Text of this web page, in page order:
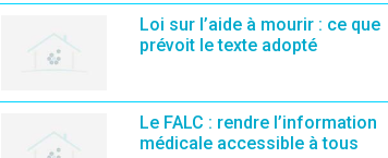
Loi sur l’aide à mourir : ce que
prévoit le texte adopté
Le FALC : rendre l’information
médicale accessible à tous